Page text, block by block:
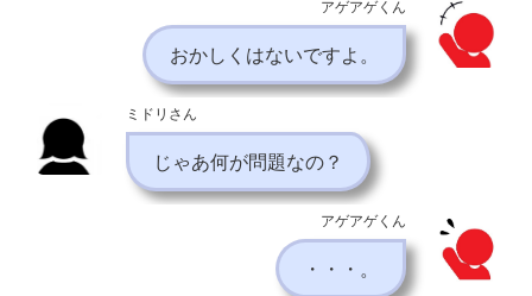
アゲアゲくん
おかしくはないですよ。
ミドリさん
じゃあ何が問題なの？
アゲアゲくん
・・・。